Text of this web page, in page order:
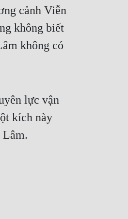
cảnh Viễn
không biết
không có
lực vận
kích này
Lâm.